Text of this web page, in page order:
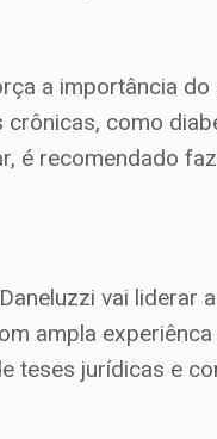
a importância
como
é recomendado
vai liderar
ampla
teses jurídicas e